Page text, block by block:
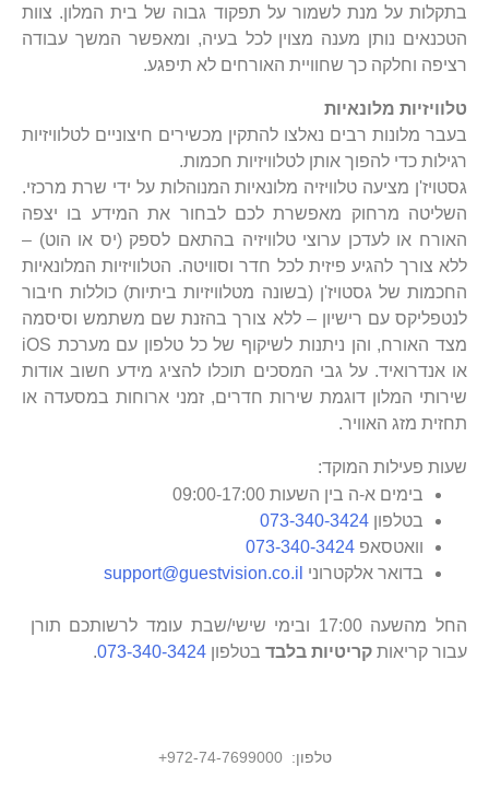
בתקלות על מנת לשמור על תפקוד גבוה של בית המלון. צוות
הטכנאים נותן מענה מצוין לכל בעיה, ומאפשר המשך עבודה
רציפה וחלקה כך שחוויית האורחים לא תיפגע.
טלוויזיות מלונאיות
בעבר מלונות רבים נאלצו להתקין מכשירים חיצוניים לטלוויזיות
רגילות כדי להפוך אותן לטלוויזיות חכמות.
גסטויז'ן מציעה טלוויזיה מלונאיות המנוהלות על ידי שרת מרכזי.
השליטה מרחוק מאפשרת לכם לבחור את המידע בו יצפה
האורח או לעדכן ערוצי טלוויזיה בהתאם לספק (יס או הוט) –
ללא צורך להגיע פיזית לכל חדר וסוויטה. הטלוויזיות המלונאיות
החכמות של גסטויז'ן (בשונה מטלוויזיות ביתיות) כוללות חיבור
לנטפליקס עם רישיון – ללא צורך בהזנת שם משתמש וסיסמה
מצד האורח, והן ניתנות לשיקוף של כל טלפון עם מערכת iOS
או אנדרואיד. על גבי המסכים תוכלו להציג מידע חשוב אודות
שירותי המלון דוגמת שירות חדרים, זמני ארוחות במסעדה או
תחזית מזג האוויר.
שעות פעילות המוקד:
בימים א-ה בין השעות 09:00-17:00
בטלפון 073-340-3424
וואטסאפ 073-340-3424
בדואר אלקטרוני support@guestvision.co.il
החל מהשעה 17:00 ובימי שישי/שבת עומד לרשותכם תורן
עבור קריאות קריטיות בלבד בטלפון 073-340-3424
.
טלפון: 972-74-7699000
+